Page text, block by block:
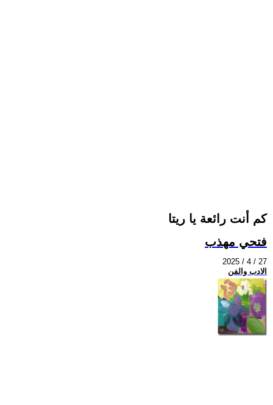
كم أنت رائعة يا ريتا
فتحي مهذب
2025 / 4 / 27
الادب والفن